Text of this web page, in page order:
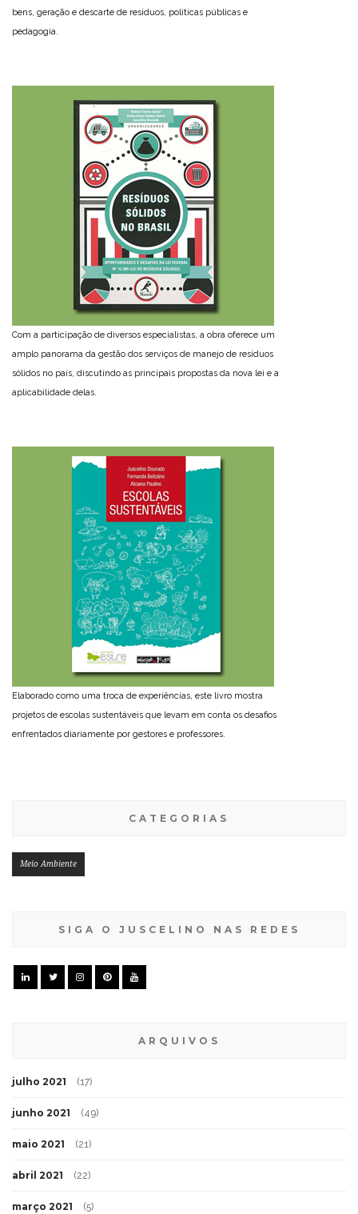
bens, geração e descarte de resíduos, políticas públicas e
pedagogia.
Com a participação de diversos especialistas, a obra oferece um
amplo panorama da gestão dos serviços de manejo de resíduos
sólidos no país, discutindo as principais propostas da nova lei e a
aplicabilidade delas.
Elaborado como uma troca de experiências, este livro mostra
projetos de escolas sustentáveis que levam em conta os desafios
enfrentados diariamente por gestores e professores.
CATEGORIAS
Meio Ambiente
SIGA O JUSCELINO NAS REDES
ARQUIVOS
julho 2021 (17)
junho 2021 (49)
maio 2021 (21)
abril 2021 (22)
março 2021 (5)